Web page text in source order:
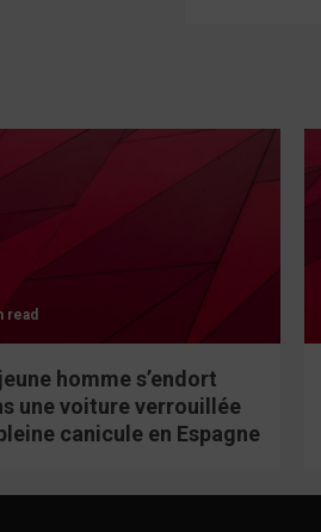
read
homme s’endort
une voiture verrouillée
canicule en Espagne